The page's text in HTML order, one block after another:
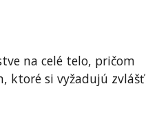
na celé telo, pričom
ktoré si vyžadujú zvlášť